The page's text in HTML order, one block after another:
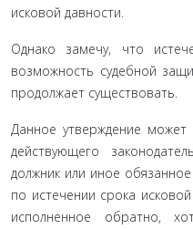
исковой давности.
Однако замечу, что
возможность судебной
продолжает существовать.
Данное утверждение
действующего
должник или иное
по истечении срока
исполненное обратно,